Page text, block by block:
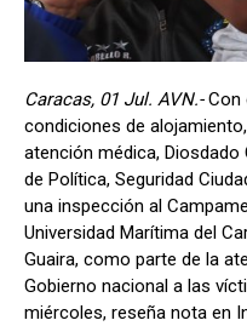
Caracas, 01 Jul. AVN.-Con
condiciones de
atención médica,
de Política, Seguridad
una inspección al
Universidad Marítima del
Guaira, como parte de la
Gobierno nacional a las
miércoles, reseña nota en